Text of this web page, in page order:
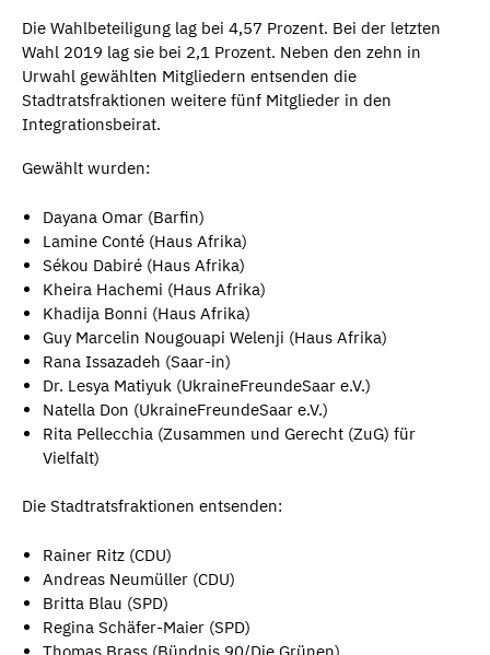
Die Wahlbeteiligung lag bei 4,57 Prozent. Bei der letzten
Wahl 2019 lag sie bei 2,1 Prozent. Neben den zehn in
Urwahl gewählten Mitgliedern entsenden die
Stadtratsfraktionen weitere fünf Mitglieder in den
Integrationsbeirat.
Gewählt wurden:
Dayana Omar (Barfin)
Lamine Conté (Haus Afrika)
Sékou Dabiré (Haus Afrika)
Kheira Hachemi (Haus Afrika)
Khadija Bonni (Haus Afrika)
Guy Marcelin Nougouapi Welenji (Haus Afrika)
Rana Issazadeh (Saar-in)
Dr. Lesya Matiyuk (UkraineFreundeSaar e.V.)
Natella Don (UkraineFreundeSaar e.V.)
Rita Pellecchia (Zusammen und Gerecht (ZuG) für
Vielfalt)
Die Stadtratsfraktionen entsenden:
Rainer Ritz (CDU)
Andreas Neumüller (CDU)
Britta Blau (SPD)
Regina Schäfer-Maier (SPD)